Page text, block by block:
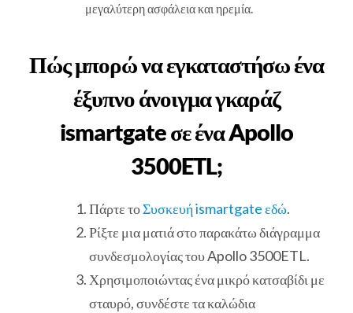
μεγαλύτερη ασφάλεια και ηρεμία.
Πώς μπορώ να εγκαταστήσω ένα
έξυπνο άνοιγμα γκαράζ
ismartgate σε ένα Apollo
3500ETL;
Πάρτε τοΣυσκευή ismartgate εδώ.
Ρίξτε μια ματιά στο παρακάτω διάγραμμα
συνδεσμολογίας του Apollo 3500ETL.
Χρησιμοποιώντας ένα μικρό κατσαβίδι με
σταυρό, συνδέστε τα καλώδια